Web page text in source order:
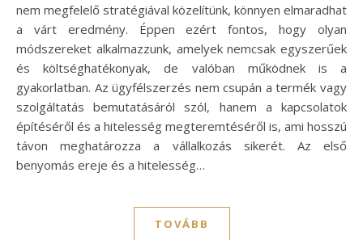
nem megfelelő stratégiával közelítünk, könnyen elmaradhat
a várt eredmény. Éppen ezért fontos, hogy olyan
módszereket alkalmazzunk, amelyek nemcsak egyszerűek
és költséghatékonyak, de valóban működnek is a
gyakorlatban. Az ügyfélszerzés nem csupán a termék vagy
szolgáltatás bemutatásáról szól, hanem a kapcsolatok
építéséről és a hitelesség megteremtéséről is, ami hosszú
távon meghatározza a vállalkozás sikerét. Az első
benyomás ereje és a hitelesség…
TOVÁBB